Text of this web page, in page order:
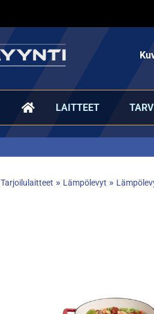
LAITTEET
Tarjoilulaitteet » Lämpölevyt »